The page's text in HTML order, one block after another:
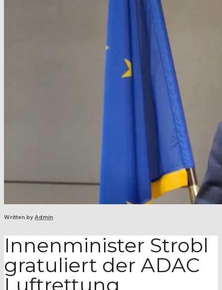
Written by Admin
Innenminister Strobl
gratuliert der ADAC
Luftrettung